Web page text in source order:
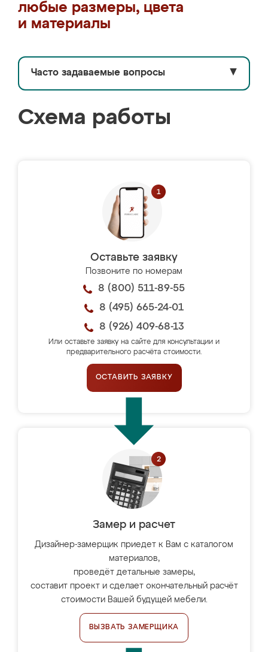
любые размеры, цвета
и материалы
Часто задаваемые вопросы ▼
Схема работы
Оставьте заявку
Позвоните по номерам
8 (800) 511-89-55
8 (495) 665-24-01
8 (926) 409-68-13
Или оставьте заявку на сайте для консультации и
предварительного расчёта стоимости.
ОСТАВИТЬ ЗАЯВКУ
Замер и расчет
Дизайнер-замерщик приедет к Вам с каталогом
материалов,
проведёт детальные замеры,
составит проект и сделает окончательный расчёт
стоимости Вашей будущей мебели.
ВЫЗВАТЬ ЗАМЕРЩИКА